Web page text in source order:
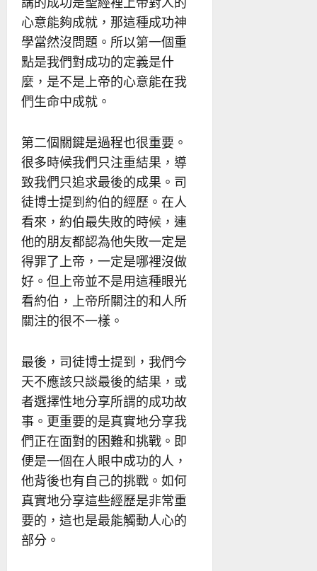
心意能夠成就，那這種成功神
學當然沒問題。所以第一個重
點是我們對成功的定義是什
麼，是不是上帝的心意能在我
們生命中成就。
第二個關鍵是過程也很重要。
很多時候我們只注重結果，導
致我們只追求最後的成果。司
徒博士提到約伯的經歷。在人
看來，約伯最失敗的時候，連
他的朋友都認為他失敗一定是
得罪了上帝，一定是哪裡沒做
好。但上帝並不是用這種眼光
看約伯，上帝所關注的和人所
關注的很不一樣。
最後，司徒博士提到，我們今
天不應該只談最後的結果，或
者選擇性地分享所謂的成功故
事。更重要的是真實地分享我
們正在面對的困難和挑戰。即
便是一個在人眼中成功的人，
他背後也有自己的挑戰。如何
真實地分享這些經歷是非常重
要的，這也是最能觸動人心的
部分。